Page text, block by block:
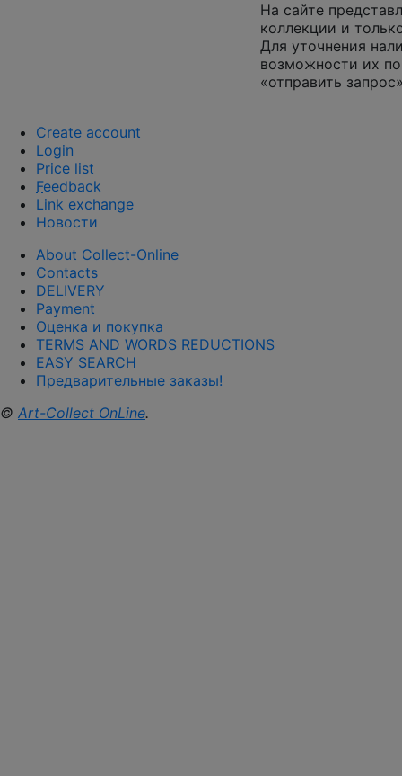
На сайте
коллекции и
Для уточнения
возможности их
«отправить
Create account
Login
Price list
Feedback
Link exchange
Новости
About Collect-Online
Contacts
DELIVERY
Payment
Оценка и покупка
TERMS AND WORDS REDUCTIONS
EASY SEARCH
Предварительные заказы!
© Art-Collect OnLine.